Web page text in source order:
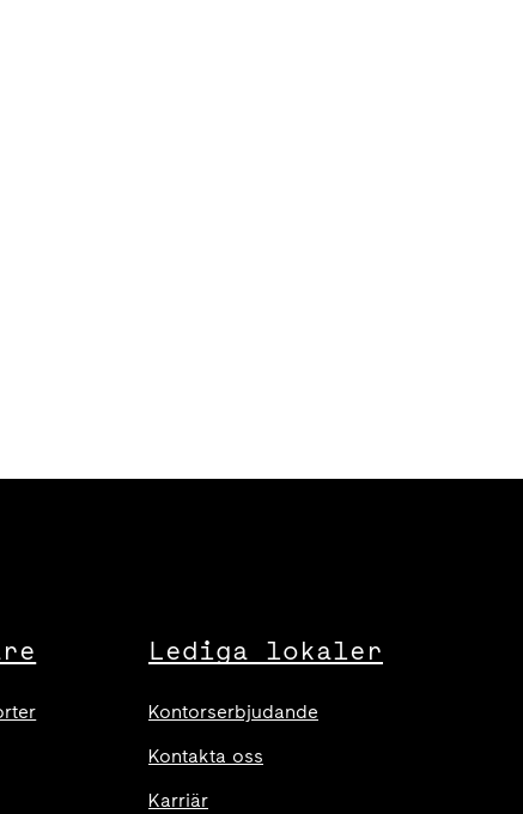
Lediga lokaler
Kontorserbjudande
Kontakta oss
Karriär